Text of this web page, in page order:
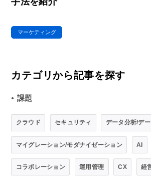
マーケティング
カテゴリから記事を探す
● 課題
クラウド セキュリティ データ分析/デ
マイグレーション/モダナイゼーション AI
コラボレーション 運用管理 CX 経